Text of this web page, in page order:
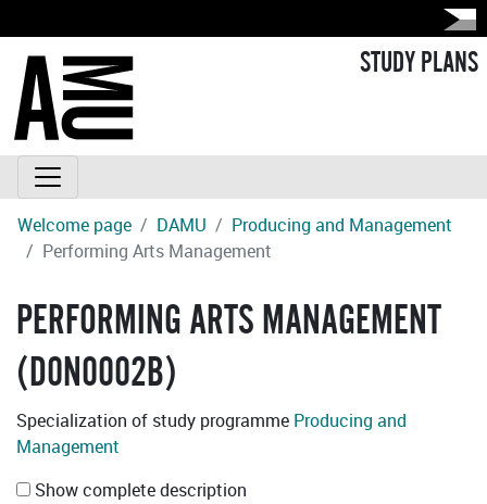
STUDY PLANS
Welcome page DAMU
Producing and Management
Performing Arts Management
PERFORMING ARTS MANAGEMENT
(D0N0002B)
Specialization of study programme Producing and
Management
Show complete description